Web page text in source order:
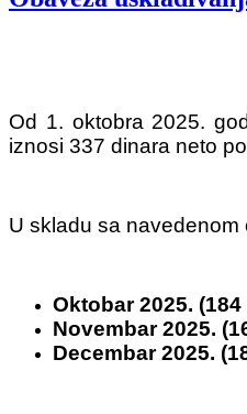
Od 1. oktobra 2025.
iznosi 337 dinara neto
U skladu sa
Oktobar 2025.
Novembar 2025.
Decembar 2025.